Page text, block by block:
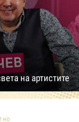
на артистите